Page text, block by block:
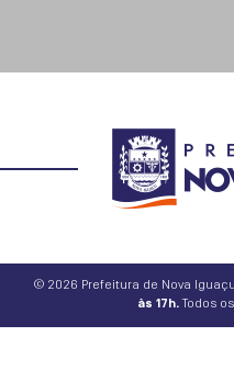
© 2026 Prefeitura de Nova
às 17h.Todos